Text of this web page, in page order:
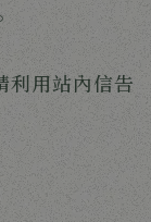
用站內信告